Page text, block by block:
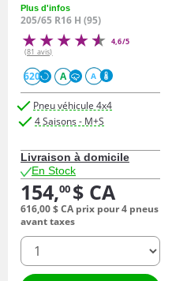
Plus d'infos
205/65 R16 H (95)
4,6/5
(81 avis)
620 A A
Pneu véhicule 4x4
4 Saisons - M+S
Livraison à domicile
En Stock
154,00 $ CA
616,00$ CA prix pour 4 pneus
avant taxes
quantité